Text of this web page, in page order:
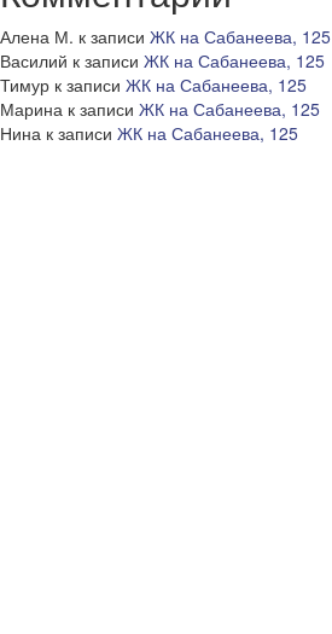
Алена М. к записи ЖК на Сабанеева, 125
Василий к записи ЖК на Сабанеева, 125
Тимур к записи ЖК на Сабанеева, 125
Марина к записи ЖК на Сабанеева, 125
Нина к записи ЖК на Сабанеева, 125